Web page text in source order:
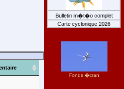
Bulletin m�t�o complet
Carte cyclonique 2026
Fonds �cran